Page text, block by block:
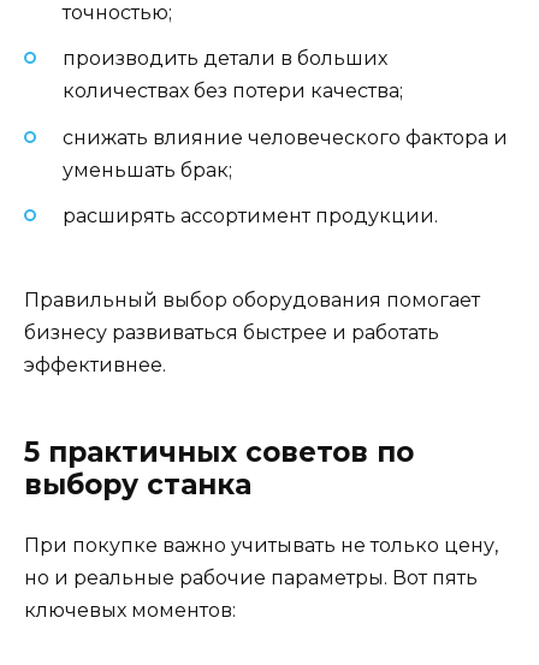
точностью;
производить детали в больших
количествах без потери качества;
снижать влияние человеческого фактора и
уменьшать брак;
расширять ассортимент продукции.
Правильный выбор оборудования помогает
бизнесу развиваться быстрее и работать
эффективнее.
5 практичных советов по
выбору станка
При покупке важно учитывать не только цену,
но и реальные рабочие параметры. Вот пять
ключевых моментов: